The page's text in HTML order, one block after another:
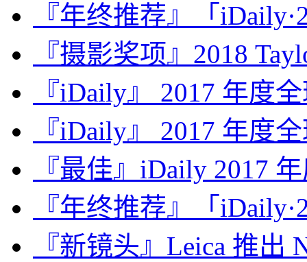
『年终推荐』「
『摄影奖项』2018
『iDaily』 2017 年度
『iDaily』 2017 年度
『最佳』iDaily 2017
『年终推荐』「
『新镜头』Leica 推出